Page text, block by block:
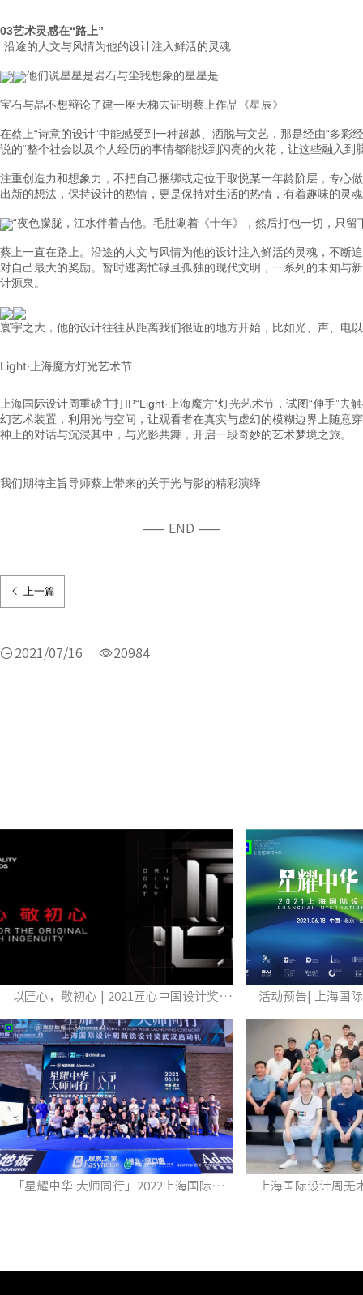
03艺术灵感在“路上”
沿途的人文与风情为他的设计注入鲜活的灵魂
他们说星星是岩石与尘我想象的星星是
宝石与晶不想辩论了建一座天梯去证明蔡上作品《星辰》
在蔡上“诗意的设计”中能感受到一种超越、洒脱与文艺，那是经由“多彩
说的“整个社会以及个人经历的事情都能找到闪亮的火花，让这些融入
注重创造力和想象力，不把自己捆绑或定位于取悦某一年龄阶层，专心
出新的想法，保持设计的热情，更是保持对生活的热情，有着趣味的灵
“夜色朦胧，江水伴着吉他。 毛肚涮着《十年》，然后打包一切，只留
蔡上一直在路上。沿途的人文与风情为他的设计注入鲜活的灵魂，不断
对自己最大的奖励。暂时逃离忙碌且孤独的现代文明，一系列的未知与
计源泉。
寰宇之大，他的设计往往从距离我们很近的地方开始，比如光、声、电
Light·上海魔方灯光艺术节
上海国际设计周重磅主打IP“Light·上海魔方”灯光艺术节，试图“伸手”
幻艺术装置，利用光与空间，让观看者在真实与虚幻的模糊边界上随意
神上的对话与沉浸其中，与光影共舞，开启一段奇妙的艺术梦境之旅。
我们期待主旨导师蔡上带来的关于光与影的精彩演绎
—— END ——
上一篇
2021/07/16 20984
以匠心，敬初心 | 2021匠心中国设计奖全球发布！
「星耀中华 大师同行」2022上海国际设计周新锐设计奖武汉启动礼圆满启幕！